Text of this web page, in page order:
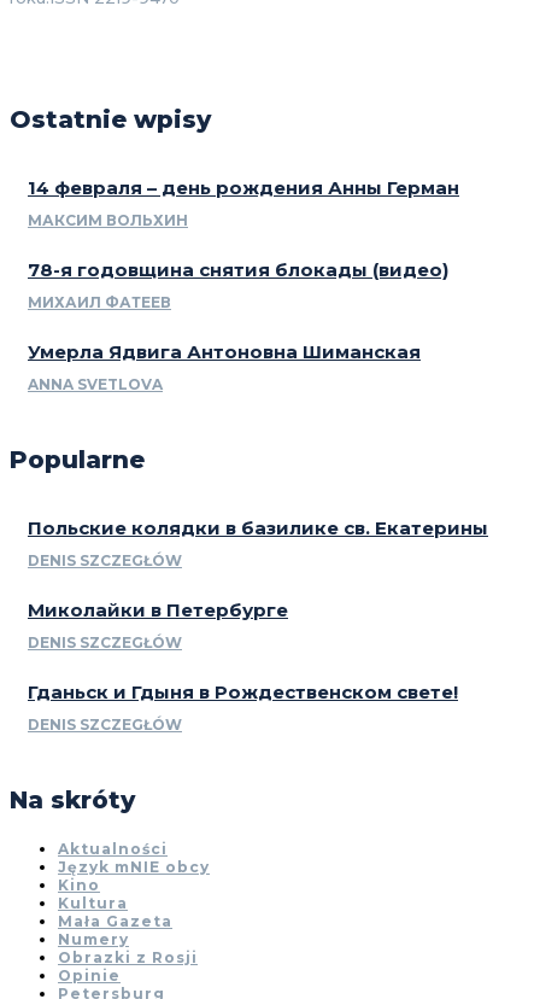
Ostatnie wpisy
14 февраля – день рождения Анны Герман
МАКСИМ ВОЛЬХИН
78-я годовщина снятия блокады (видео)
МИХАИЛ ФАТЕЕВ
Умерла Ядвига Антоновна Шиманская
ANNA SVETLOVA
Popularne
Польские колядки в базилике св. Екатерины
DENIS SZCZEGŁÓW
Миколайки в Петербурге
DENIS SZCZEGŁÓW
Гданьск и Гдыня в Рождественском свете!
DENIS SZCZEGŁÓW
Na skróty
Aktualności
Język mNIE obcy
Kino
Kultura
Mała Gazeta
Numery
Obrazki z Rosji
Opinie
Petersburg